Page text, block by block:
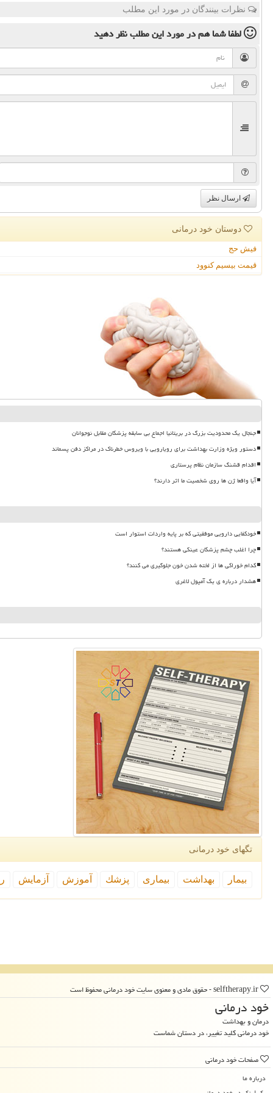
نظرات بینندگان در مورد این مطلب
لطفا شما همدر مورد این مطلبنظر دهید
ارسال نظر
دوستان خود درمانی
فیش حج
قیمت بیسیم کنوود
جنجال یک محدودیت بزرگ در بریتانیا اجماع بی سابقه پزشکان مقابل نوجوانان
دستور ویژه وزارت بهداشت برای رویارویی با ویروس خطرناک در مراکز دفن پسماند
اقدام قشنگ سازمان نظام پرستاری
آیا واقعا ژن ها روی شخصیت ما اثر دارند؟
خودکفایی دارویی موفقیتی که بر پایه واردات استوار است
چرا اغلب چشم پزشکان عینکی هستند؟
کدام خوراکی ها از لخته شدن خون جلوگیری می کنند؟
هشدار درباره ی یک آمپول لاغری
تگهای خود درمانی
بیمار بهداشت بیماری پزشك آموزش آزمایش
خود درمانی
درمان و بهداشت
خود درمانی کلید تغییر، در دستان شماست
صفحات خود درمانی
درباره ما